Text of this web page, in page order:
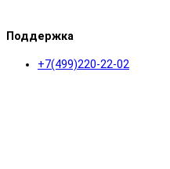
Поддержка
+7(499)220-22-02